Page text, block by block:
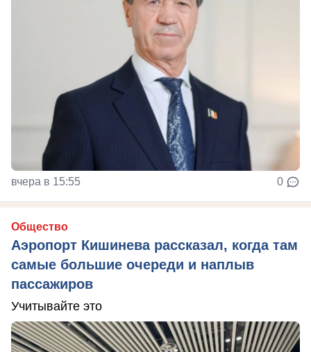
вчера в 15:55 0
Общество
Аэропорт Кишинева рассказал, когда там
самые большие очереди и наплыв
пассажиров
Учитывайте это